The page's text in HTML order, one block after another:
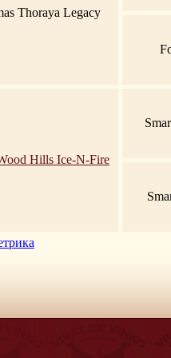
Thoraya Legacy
Hills Ice-N-Fire